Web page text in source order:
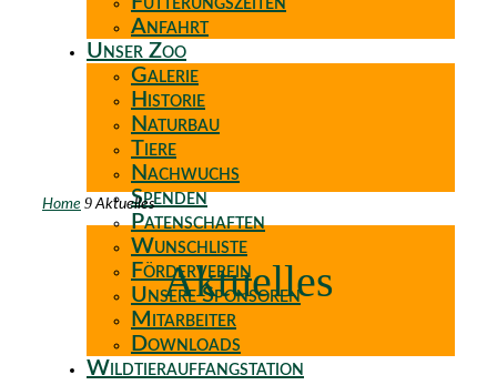
Anfahrt
Unser Zoo
Galerie
Historie
Naturbau
Tiere
Nachwuchs
Spenden
Patenschaften
Wunschliste
Förderverein
Unsere Sponsoren
Mitarbeiter
Downloads
Wildtierauffangstation
Home 9 Aktuelles
Aktuelles